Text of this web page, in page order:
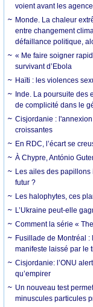
voient avant les
Monde. La chaleur
entre changement
défaillance politique,
« Me faire soigner
survivant d’Ebola
Haïti : les violences
Inde. La poursuite des
de complicité dans le
Cisjordanie :
croissantes
En RDC, l’écart se
À Chypre, António
Les ailes des
futur ?
Les halophytes, ces
L’Ukraine peut-elle
Comment la série «
Fusillade de Montréal :
manifeste laissé par le
Cisjordanie: l’ONU
qu’empirer
Un nouveau test
minuscules particules